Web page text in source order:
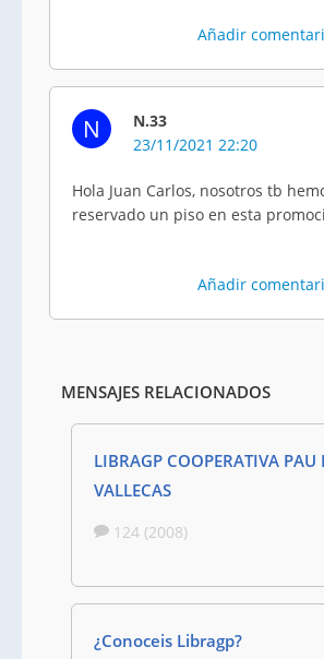
Añadir
N
N.33
23/11/2021 22:20
Hola Juan Carlos, nosotros tb
reservado un piso en esta
Añadir
MENSAJES RELACIONADOS
LIBRAGP COOPERATIVA PAU
VALLECAS
124 (2008)
¿Conoceis Libragp?